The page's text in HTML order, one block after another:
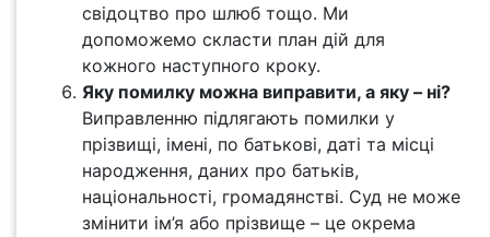
свідоцтво про шлюб тощо. Ми
допоможемо скласти план дій для
кожного наступного кроку.
Яку помилку можна виправити, а яку – ні?
Виправленню підлягають помилки у
прізвищі, імені, по батькові, даті та місці
народження, даних про батьків,
національності, громадянстві. Суд не може
змінити ім’я або прізвище – це окрема